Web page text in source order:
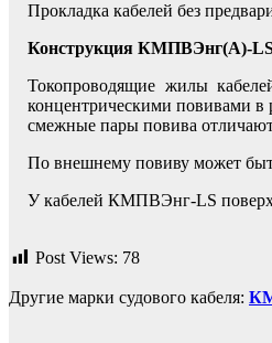
Прокладка кабелей без
Конструкция КМПВЭнг(А)-
Токопроводящие жилы
концентрическими повивами в
смежные пары повива
По внешнему повиву может
У кабелей КМПВЭнг-LS поверх
Post Views: 78
Другие марки судового кабеля: